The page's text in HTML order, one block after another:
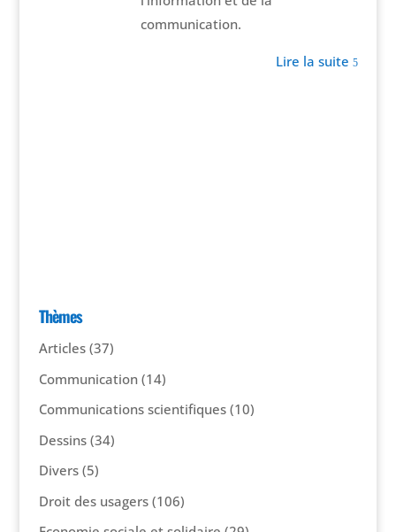
communication.
Lire la suite5
Thèmes
Articles(37)
Communication(14)
Communications scientifiques(10)
Dessins(34)
Divers(5)
Droit des usagers(106)